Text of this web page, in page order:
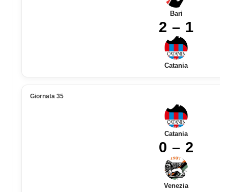
Bari
2 – 1
Catania
Giornata 35
Catania
0 – 2
Venezia